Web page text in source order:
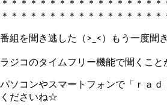
＊＊＊＊＊＊＊＊＊＊＊＊＊＊＊＊＊
＊＊＊＊＊＊＊＊＊＊＊＊＊＊＊＊＊
番組を聞き逃した（>_<）もう一度聞
ラジコのタイムフリー機能で聞くこ
パソコンやスマートフォンで「ｒａｄ
くださいね☆